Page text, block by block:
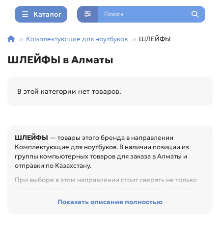
Каталог
Комплектующие для ноутбуков ШЛЕЙФЫ
ШЛЕЙФЫ в Алматы
В этой категории нет товаров.
ШЛЕЙФЫ — товары этого бренда в направлении
Комплектующие для ноутбуков. В наличии позиции из
группы компьютерных товаров для заказа в Алматы и
отправки по Казахстану.
При выборе в этом направлении стоит сверять не только
Перед покупкой проверьте интерфейс, форм-фактор,
Показать описание полностью